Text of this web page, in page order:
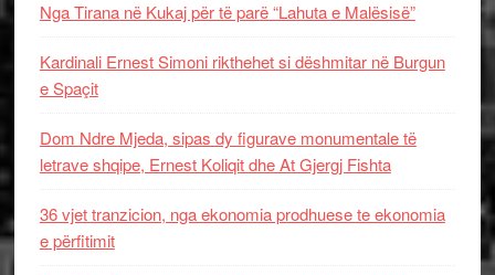
Nga Tirana në Kukaj për të parë “Lahuta e Malësisë”
Kardinali Ernest Simoni rikthehet si dëshmitar në Burgun
e Spaçit
Dom Ndre Mjeda, sipas dy figurave monumentale të
letrave shqipe, Ernest Koliqit dhe At Gjergj Fishta
36 vjet tranzicion, nga ekonomia prodhuese te ekonomia
e përfitimit